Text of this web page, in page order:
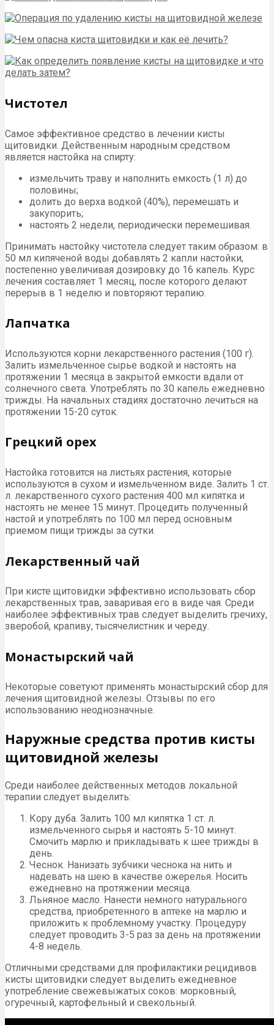
Чистотел
Самое эффективное средство в лечении кисты
щитовидки. Действенным народным средством
является настойка на спирту:
измельчить траву и наполнить емкость (1 л) до
половины;
долить до верха водкой (40%), перемешать и
закупорить;
настоять 2 недели, периодически перемешивая.
Принимать настойку чистотела следует таким образом: в
50 мл кипяченой воды добавлять 2 капли настойки,
постепенно увеличивая дозировку до 16 капель. Курс
лечения составляет 1 месяц, после которого делают
перерыв в 1 неделю и повторяют терапию.
Лапчатка
Используются корни лекарственного растения (100 г).
Залить измельченное сырье водкой и настоять на
протяжении 1 месяца в закрытой емкости вдали от
солнечного света. Употреблять по 30 капель ежедневно
трижды. На начальных стадиях достаточно лечиться на
протяжении 15-20 суток.
Грецкий орех
Настойка готовится на листьях растения, которые
используются в сухом и измельченном виде. Залить 1 ст.
л. лекарственного сухого растения 400 мл кипятка и
настоять не менее 15 минут. Процедить полученный
настой и употреблять по 100 мл перед основным
приемом пищи трижды за сутки.
Лекарственный чай
При кисте щитовидки эффективно использовать сбор
лекарственных трав, заваривая его в виде чая. Среди
наиболее эффективных трав следует выделить гречиху,
зверобой, крапиву, тысячелистник и череду.
Монастырский чай
Некоторые советуют применять монастырский сбор для
лечения щитовидной железы. Отзывы по его
использованию неоднозначные.
Наружные средства против кисты
щитовидной железы
Среди наиболее действенных методов локальной
терапии следует выделить:
Кору дуба. Залить 100 мл кипятка 1 ст. л.
измельченного сырья и настоять 5-10 минут.
Смочить марлю и прикладывать к шее трижды в
день.
Чеснок. Нанизать зубчики чеснока на нить и
надевать на шею в качестве ожерелья. Носить
ежедневно на протяжении месяца.
Льняное масло. Нанести немного натурального
средства, приобретенного в аптеке на марлю и
приложить к проблемному участку. Процедуру
следует проводить 3-5 раз за день на протяжении
4-8 недель.
Отличными средствами для профилактики рецидивов
кисты щитовидки следует выделить ежедневное
употребление свежевыжатых соков: морковный,
огуречный, картофельный и свекольный.